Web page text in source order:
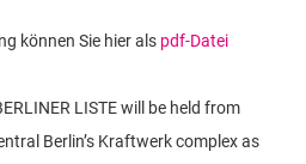
können Sie hier als pdf-Datei
LISTE will be held from
Berlin’s Kraftwerk complex as